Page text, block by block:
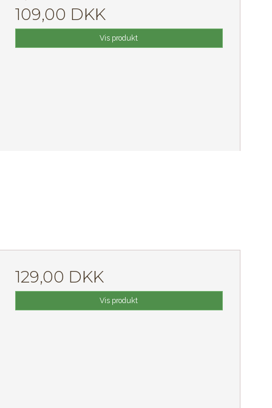
109,00 DKK
Vis produkt
129,00 DKK
Vis produkt